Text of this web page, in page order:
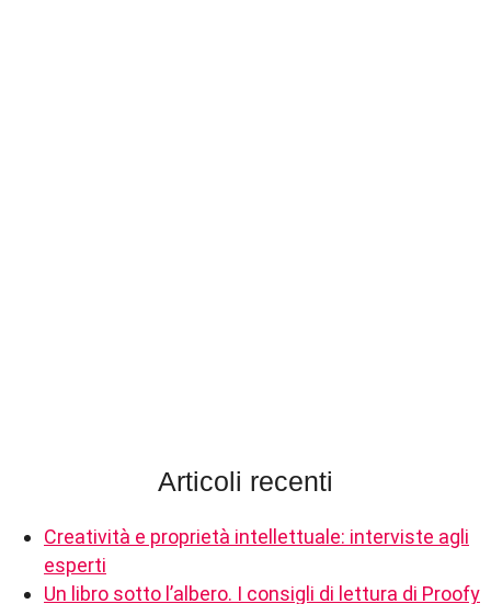
Articoli recenti
Creatività e proprietà intellettuale: interviste agli
esperti
Un libro sotto l’albero. I consigli di lettura di Proofy